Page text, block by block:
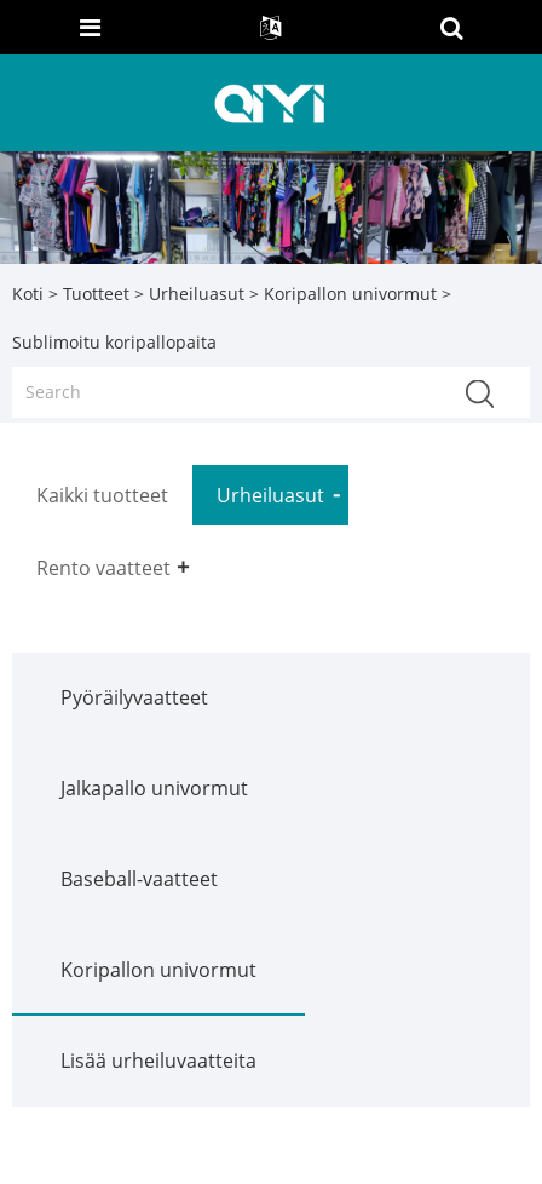
Koti > Tuotteet > Urheiluasut > Koripallon univormut >
Sublimoitu koripallopaita
Kaikki tuotteet Urheiluasut
Rento vaatteet
Pyöräilyvaatteet
Jalkapallo univormut
Baseball-vaatteet
Koripallon univormut
Lisää urheiluvaatteita